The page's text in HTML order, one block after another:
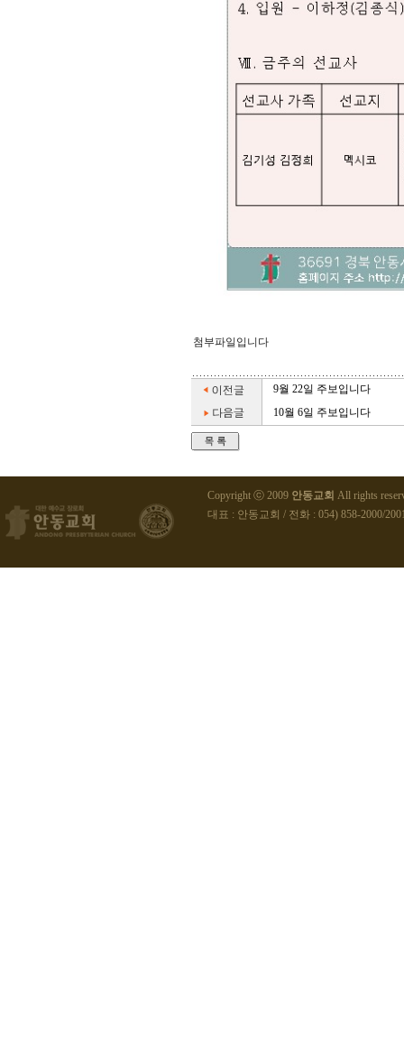
첨부파일입니다
9월 22일 주보입니다
10월 6일 주보입니다
Copyright ⓒ 2009 안동교회 All rights
대표 : 안동교회 / 전화 : 054) 858-2000/